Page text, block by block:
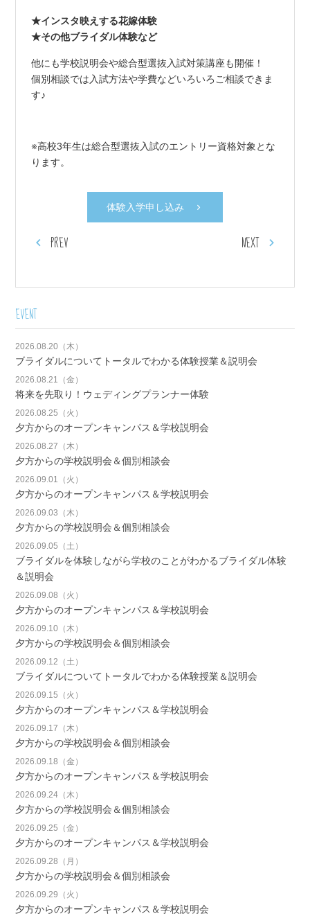
★インスタ映えする花嫁体験
★その他ブライダル体験など
他にも学校説明会や総合型選抜入試対策講座も開催！
個別相談では入試方法や学費などいろいろご相談できま
す♪
※高校3年生は総合型選抜入試のエントリー資格対象とな
ります。
体験入学申し込み
PREV NEXT
EVENT
2026.08.20（木）
ブライダルについてトータルでわかる体験授業＆説明会
2026.08.21（金）
将来を先取り！ウェディングプランナー体験
2026.08.25（火）
夕方からのオープンキャンパス＆学校説明会
2026.08.27（木）
夕方からの学校説明会＆個別相談会
2026.09.01（火）
夕方からのオープンキャンパス＆学校説明会
2026.09.03（木）
夕方からの学校説明会＆個別相談会
2026.09.05（土）
ブライダルを体験しながら学校のことがわかるブライダル体験
＆説明会
2026.09.08（火）
夕方からのオープンキャンパス＆学校説明会
2026.09.10（木）
夕方からの学校説明会＆個別相談会
2026.09.12（土）
ブライダルについてトータルでわかる体験授業＆説明会
2026.09.15（火）
夕方からのオープンキャンパス＆学校説明会
2026.09.17（木）
夕方からの学校説明会＆個別相談会
2026.09.18（金）
夕方からのオープンキャンパス＆学校説明会
2026.09.24（木）
夕方からの学校説明会＆個別相談会
2026.09.25（金）
夕方からのオープンキャンパス＆学校説明会
2026.09.28（月）
夕方からの学校説明会＆個別相談会
2026.09.29（火）
夕方からのオープンキャンパス＆学校説明会